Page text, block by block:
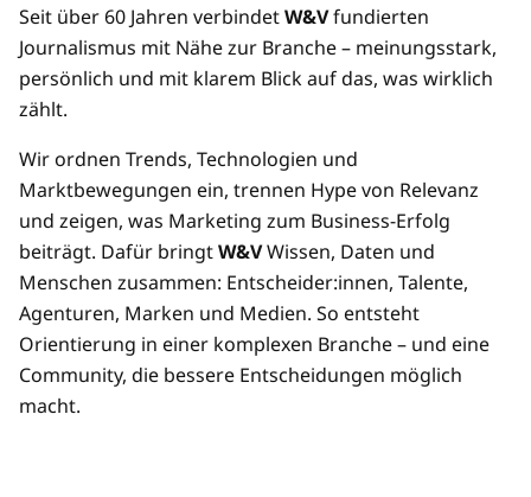
Mehrere/übertragbare Zugänge
Seit über 60 Jahren verbindetW&Vfundierten
Journalismus mit Nähe zur Branche – meinungsstark,
persönlich und mit klarem Blick auf das, was wirklich
zählt.
Wir ordnen Trends, Technologien und
Marktbewegungen ein, trennen Hype von Relevanz
und zeigen, was Marketing zum Business-Erfolg
beiträgt. Dafür bringtW&VWissen, Daten und
Menschen zusammen: Entscheider:innen, Talente,
Agenturen, Marken und Medien. So entsteht
Orientierung in einer komplexen Branche – und eine
Community, die bessere Entscheidungen möglich
macht.